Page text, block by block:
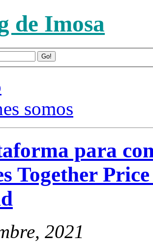
de Imosa
somos
para
Together
2021